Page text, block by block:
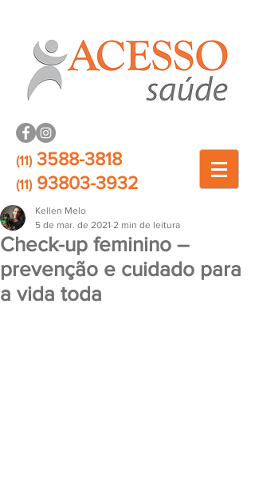
(11)3588-3818
(11)93803-3932
Check-up feminino –
prevenção e cuidado para
a vida toda
Kellen Melo
5 de mar. de 2021 2 min de leitura